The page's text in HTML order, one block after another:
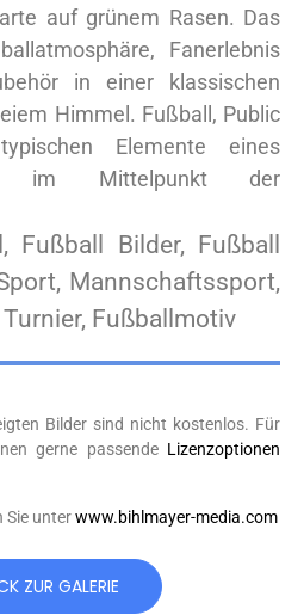
auf grünem Rasen. Das
Fanerlebnis
in einer klassischen
Himmel. Fußball, Public
Elemente eines
im Mittelpunkt der
Fußball Bilder, Fußball
Mannschaftssport,
Fußballmotiv
Bilder sind nicht kostenlos. Für
gerne passende Lizenzoptionen
Sie unterwww.bihlmayer-media.com
ZUR GALERIE